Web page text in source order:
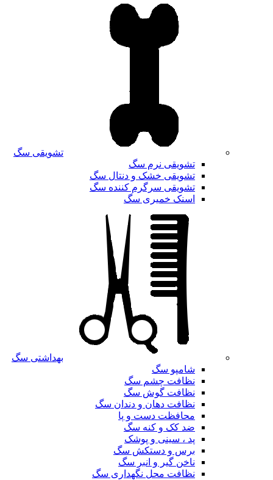
تشویقی سگ
تشویقی نرم سگ
تشویقی خشک و دنتال سگ
تشویقی سرگرم کننده سگ
اسنک خمیری سگ
بهداشتی سگ
شامپو سگ
نظافت چشم سگ
نظافت گوش سگ
نظافت دهان و دندان سگ
محافظت دست و پا
ضد کک و کنه سگ
پد ، سینی و پوشک
برس و دستکش سگ
ناخن گیر و انبر سگ
نظافت محل نگهداری سگ